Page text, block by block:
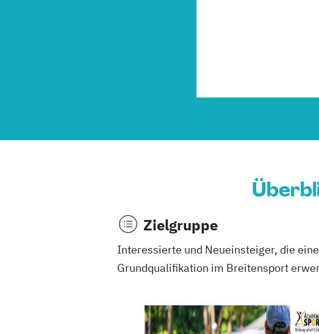
Zielgruppe
Interessierte und Neueinsteiger, die
Grundqualifikation im Breitensport